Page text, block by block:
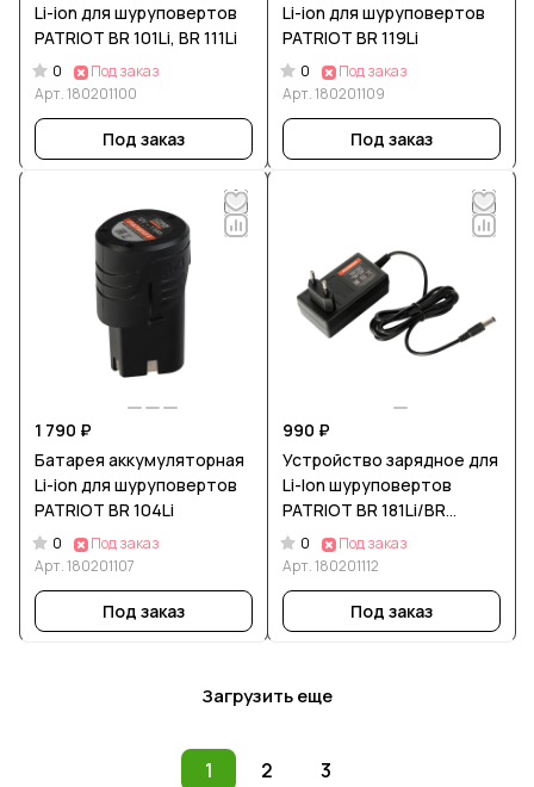
Li-ion для шуруповертов
PATRIOT BR 101Li, BR 111Li
0
Под заказ
Арт.180201100
Под заказ
Li-ion для шуруповертов
PATRIOT BR 119Li
0
Под заказ
Арт.180201109
Под заказ
1 790 ₽
Батарея аккумуляторная
Li-ion для шуруповертов
PATRIOT BR 104Li
0
Под заказ
Арт.180201107
Под заказ
990 ₽
Устройство зарядное для
Li-Ion шуруповертов
PATRIOT BR 181Li/BR
201Li/BR 201Li-h
0
Под заказ
Арт.180201112
Под заказ
Загрузить еще
1 2 3